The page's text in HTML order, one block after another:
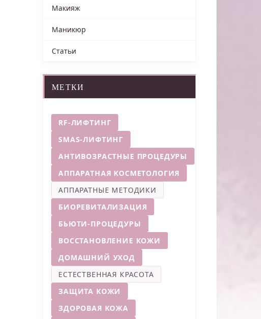
Макияж
Маникюр
Статьи
МЕТКИ
RF-ЛИФТИНГ
SMAS-ЛИФТИНГ
АНТИВОЗРАСТНЫЕ ПРОЦЕДУРЫ
АППАРАТНАЯ КОСМЕТОЛОГИЯ
АППАРАТНЫЕ МЕТОДИКИ
БИОРЕВИТАЛИЗАЦИЯ
БЬЮТИ-ПРОЦЕДУРЫ
ВОССТАНОВЛЕНИЕ КОЖИ
ДОМАШНИЙ УХОД
ЕСТЕСТВЕННАЯ КРАСОТА
ЗАЩИТА КОЖИ
ЗДОРОВАЯ КОЖА